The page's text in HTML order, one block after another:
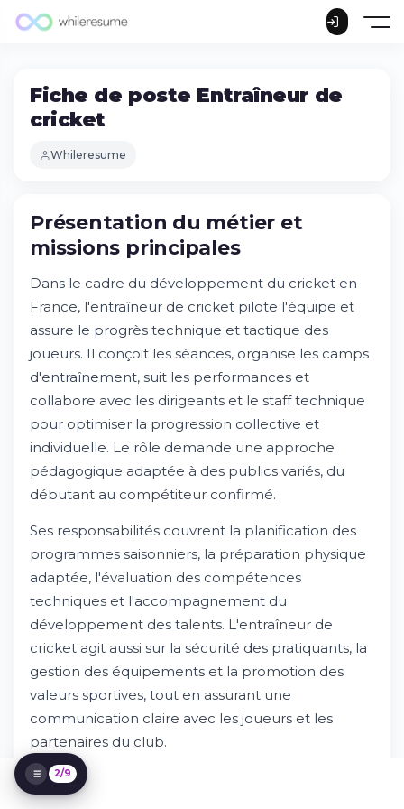
Fiche de poste Entraîneur de
cricket
Whileresume
Présentation du métier et missions
Essayez Whileresume
Compétences et qualifications requises
Parcours et formation recommandés
Environnement de travail et perspectives
d'évolution
Rémunération et avantages
Comment postuler et processus de
Outils et méthodes d'entraînement
Cas d'usage et exemples de missions
2/9
Présentation du métier et
missions principales
Dans le cadre du développement du cricket en
France, l'entraîneur de cricket pilote l'équipe et
assure le progrès technique et tactique des
joueurs. Il conçoit les séances, organise les camps
d'entraînement, suit les performances et
collabore avec les dirigeants et le staff technique
pour optimiser la progression collective et
individuelle. Le rôle demande une approche
pédagogique adaptée à des publics variés, du
débutant au compétiteur confirmé.
Ses responsabilités couvrent la planification des
programmes saisonniers, la préparation physique
adaptée, l'évaluation des compétences
techniques et l'accompagnement du
développement des talents. L'entraîneur de
cricket agit aussi sur la sécurité des pratiquants, la
gestion des équipements et la promotion des
valeurs sportives, tout en assurant une
communication claire avec les joueurs et les
partenaires du club.